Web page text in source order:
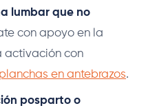
lumbar que no
con apoyo en la
activación con
planchas en antebrazos.
posparto o